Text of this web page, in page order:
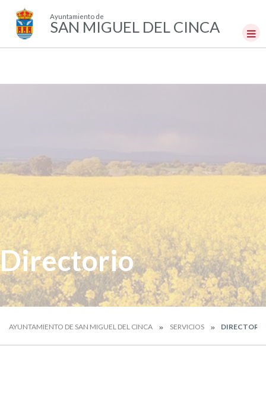
Ayuntamiento de
SAN MIGUEL DEL CINCA
Directorio
AYUNTAMIENTO DE SAN MIGUEL DEL CINCA SERVICIOS